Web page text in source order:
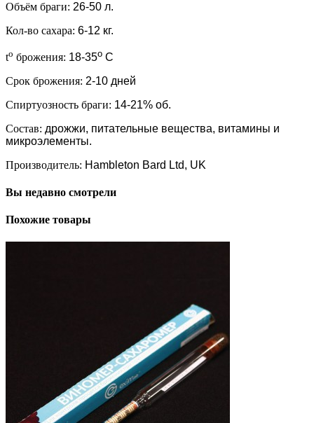
Объём браги: 26-50 л.
Кол-во сахара: 6-12 кг.
to брожения: 18-35о С
Срок брожения: 2-10 дней
Спиртуозность браги: 14-21% об.
Состав: дрожжи, питательные вещества, витамины и
микроэлементы.
Производитель: Hambleton Bard Ltd, UK
Вы недавно смотрели
Похожие товары